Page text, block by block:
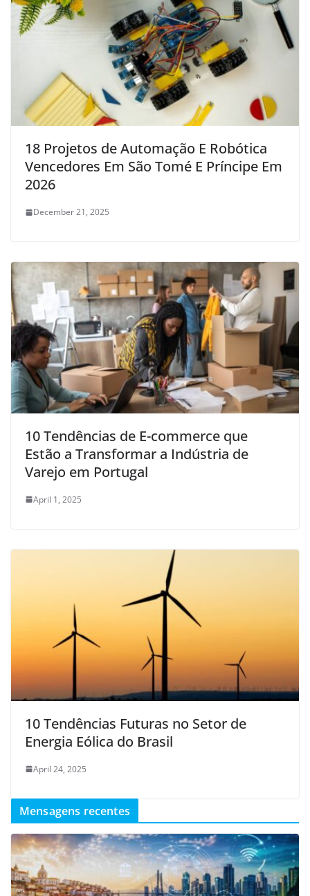
18 Projetos de Automação E Robótica
Vencedores Em São Tomé E Príncipe Em
2026
December 21, 2025
10 Tendências de E-commerce que
Estão a Transformar a Indústria de
Varejo em Portugal
April 1, 2025
10 Tendências Futuras no Setor de
Energia Eólica do Brasil
April 24, 2025
Mensagens recentes